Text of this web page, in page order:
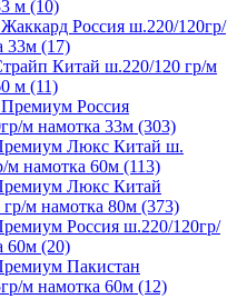
м (10)
Россия ш.220/120гр/
33м (17)
Китай ш.220/120 гр/м
м (11)
Россия
м намотка 33м (303)
Люкс Китай ш.
м намотка 60м (113)
Люкс Китай
м намотка 80м (373)
Россия ш.220/120гр/
60м (20)
Пакистан
м намотка 60м (12)